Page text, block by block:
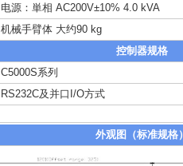
电源：単相 AC200V±10% 4.0 kVA
机械手臂体 大约90 kg
控制器规格
C5000S系列
RS232C及并口I/O方式
外观图（标准规格）